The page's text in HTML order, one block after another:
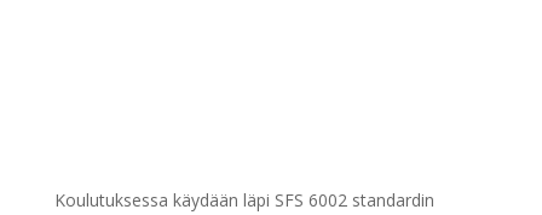
Koulutuksessa käydään läpi SFS 6002 standardin